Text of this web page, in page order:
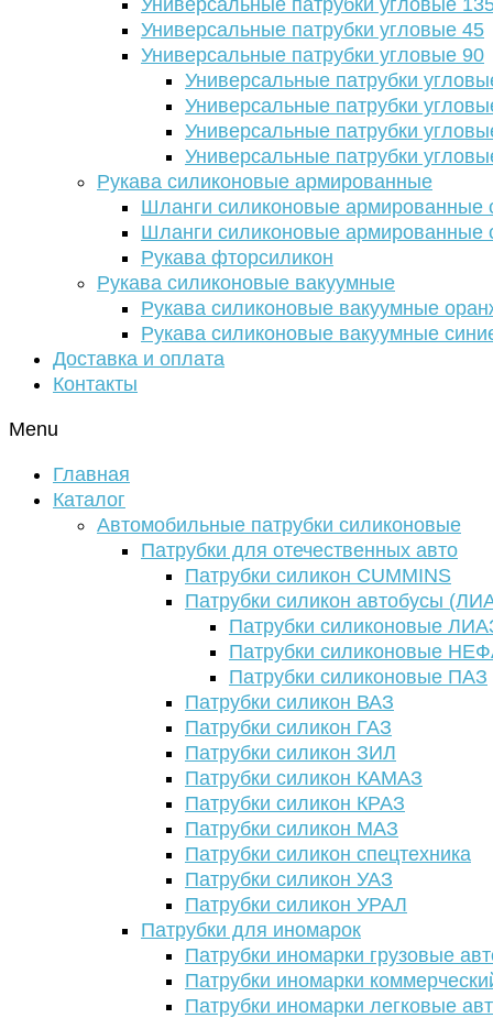
Универсальные патрубки угловые
Универсальные патрубки угловые 45
Универсальные патрубки угловые 90
Универсальные патрубки
Универсальные патрубки
Универсальные патрубки
Универсальные патрубки
Рукава силиконовые армированные
Шланги силиконовые армированные
Шланги силиконовые армированные
Рукава фторсиликон
Рукава силиконовые вакуумные
Рукава силиконовые вакуумные
Рукава силиконовые вакуумные
Доставка и оплата
Контакты
Menu
Главная
Каталог
Автомобильные патрубки силиконовые
Патрубки для отечественных авто
Патрубки силикон CUMMINS
Патрубки силикон автобусы
Патрубки силиконовые
Патрубки силиконовые
Патрубки силиконовые ПАЗ
Патрубки силикон ВАЗ
Патрубки силикон ГАЗ
Патрубки силикон ЗИЛ
Патрубки силикон КАМАЗ
Патрубки силикон КРАЗ
Патрубки силикон МАЗ
Патрубки силикон спецтехника
Патрубки силикон УАЗ
Патрубки силикон УРАЛ
Патрубки для иномарок
Патрубки иномарки грузовые
Патрубки иномарки
Патрубки иномарки легковые